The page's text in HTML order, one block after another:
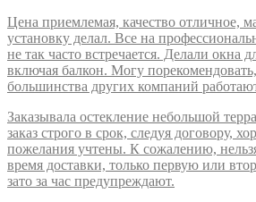
Цена приемлемая, качество отличное,
установку делал. Все на
не так часто встречается. Делали окна
включая балкон. Могу
большинства других компаний
Заказывала остекление небольшой
заказ строго в срок, следуя договору,
пожелания учтены. К сожалению,
время доставки, только первую или
зато за час предупреждают.